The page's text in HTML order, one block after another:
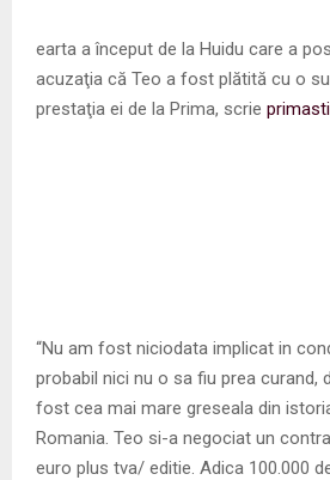
earta a început de la Huidu care a
acuzaţia că Teo a fost plătită cu o
prestaţia ei de la Prima, scrie
“Nu am fost niciodata implicat in
probabil nici nu o sa fiu prea curand,
fost cea mai mare greseala din
Romania. Teo si-a negociat un
euro plus tva/ editie. Adica 100.000